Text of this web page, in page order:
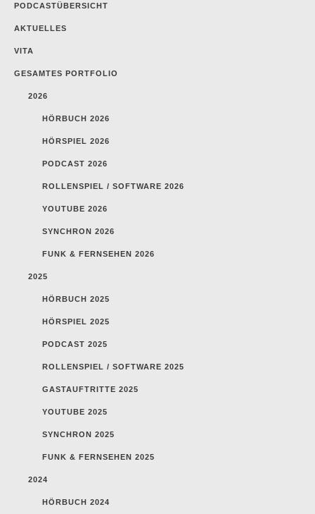
PODCASTÜBERSICHT
AKTUELLES
VITA
GESAMTES PORTFOLIO
2026
HÖRBUCH 2026
HÖRSPIEL 2026
PODCAST 2026
ROLLENSPIEL / SOFTWARE 2026
YOUTUBE 2026
SYNCHRON 2026
FUNK & FERNSEHEN 2026
2025
HÖRBUCH 2025
HÖRSPIEL 2025
PODCAST 2025
ROLLENSPIEL / SOFTWARE 2025
GASTAUFTRITTE 2025
YOUTUBE 2025
SYNCHRON 2025
FUNK & FERNSEHEN 2025
2024
HÖRBUCH 2024